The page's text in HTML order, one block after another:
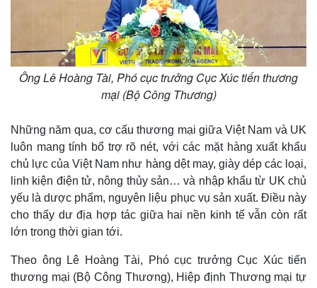
Ông Lê Hoàng Tài, Phó cục trưởng Cục Xúc tiến thương
mại (Bộ Công Thương)
Những năm qua, cơ cấu thương mại giữa Việt Nam và UK
luôn mang tính bổ trợ rõ nét, với các mặt hàng xuất khẩu
chủ lực của Việt Nam như hàng dệt may, giày dép các loại,
linh kiện điện tử, nông thủy sản… và nhập khẩu từ UK chủ
yếu là dược phẩm, nguyên liệu phục vụ sản xuất. Điều này
cho thấy dư địa hợp tác giữa hai nền kinh tế vẫn còn rất
lớn trong thời gian tới.
Theo ông Lê Hoàng Tài, Phó cục trưởng Cục Xúc tiến
thương mại (Bộ Công Thương), Hiệp định Thương mại tự